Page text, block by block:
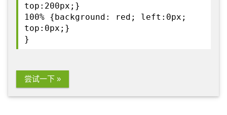
top:200px;}
100% {background: red; left:0px;
top:0px;}
}
尝试一下 »